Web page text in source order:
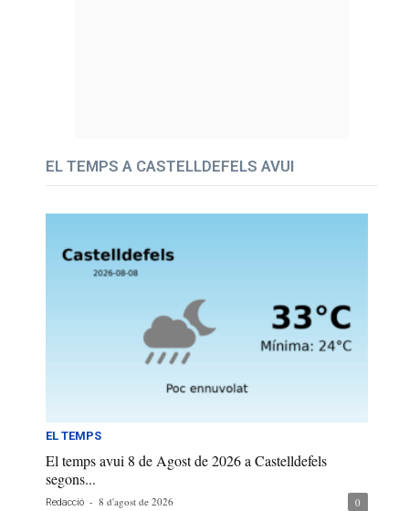
EL TEMPS A CASTELLDEFELS AVUI
EL TEMPS
El temps avui 8 de Agost de 2026 a Castelldefels
segons...
Redacció - 8 d'agost de 2026 0